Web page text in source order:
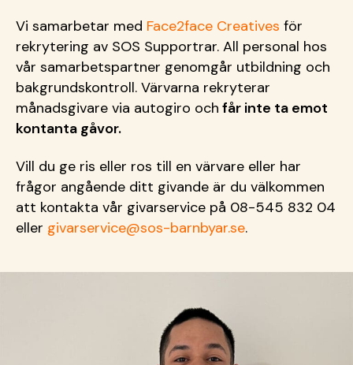
Vi samarbetar med Face2face Creatives för
rekrytering av SOS Supportrar. All personal hos
vår samarbetspartner genomgår utbildning och
bakgrundskontroll. Värvarna rekryterar
månadsgivare via autogiro och får inte ta emot
kontanta gåvor.
Vill du ge ris eller ros till en värvare eller har
frågor angående ditt givande är du välkommen
att kontakta vår givarservice på 08-545 832 04
eller givarservice@sos-barnbyar.se.